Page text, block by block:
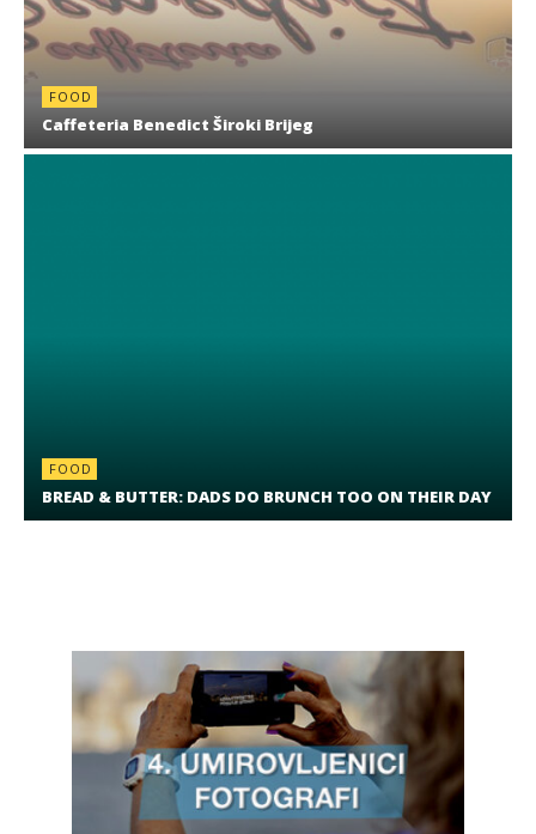
FOOD
Caffeteria Benedict Široki Brijeg
FOOD
BREAD & BUTTER: DADS DO BRUNCH TOO ON THEIR DAY